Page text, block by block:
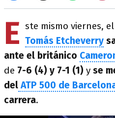
E ste mismo viernes,
Tomás Etcheverry
ante el británico
de 7-6 (4) y 7-1 (1) y se
delATP 500 de
carrera.